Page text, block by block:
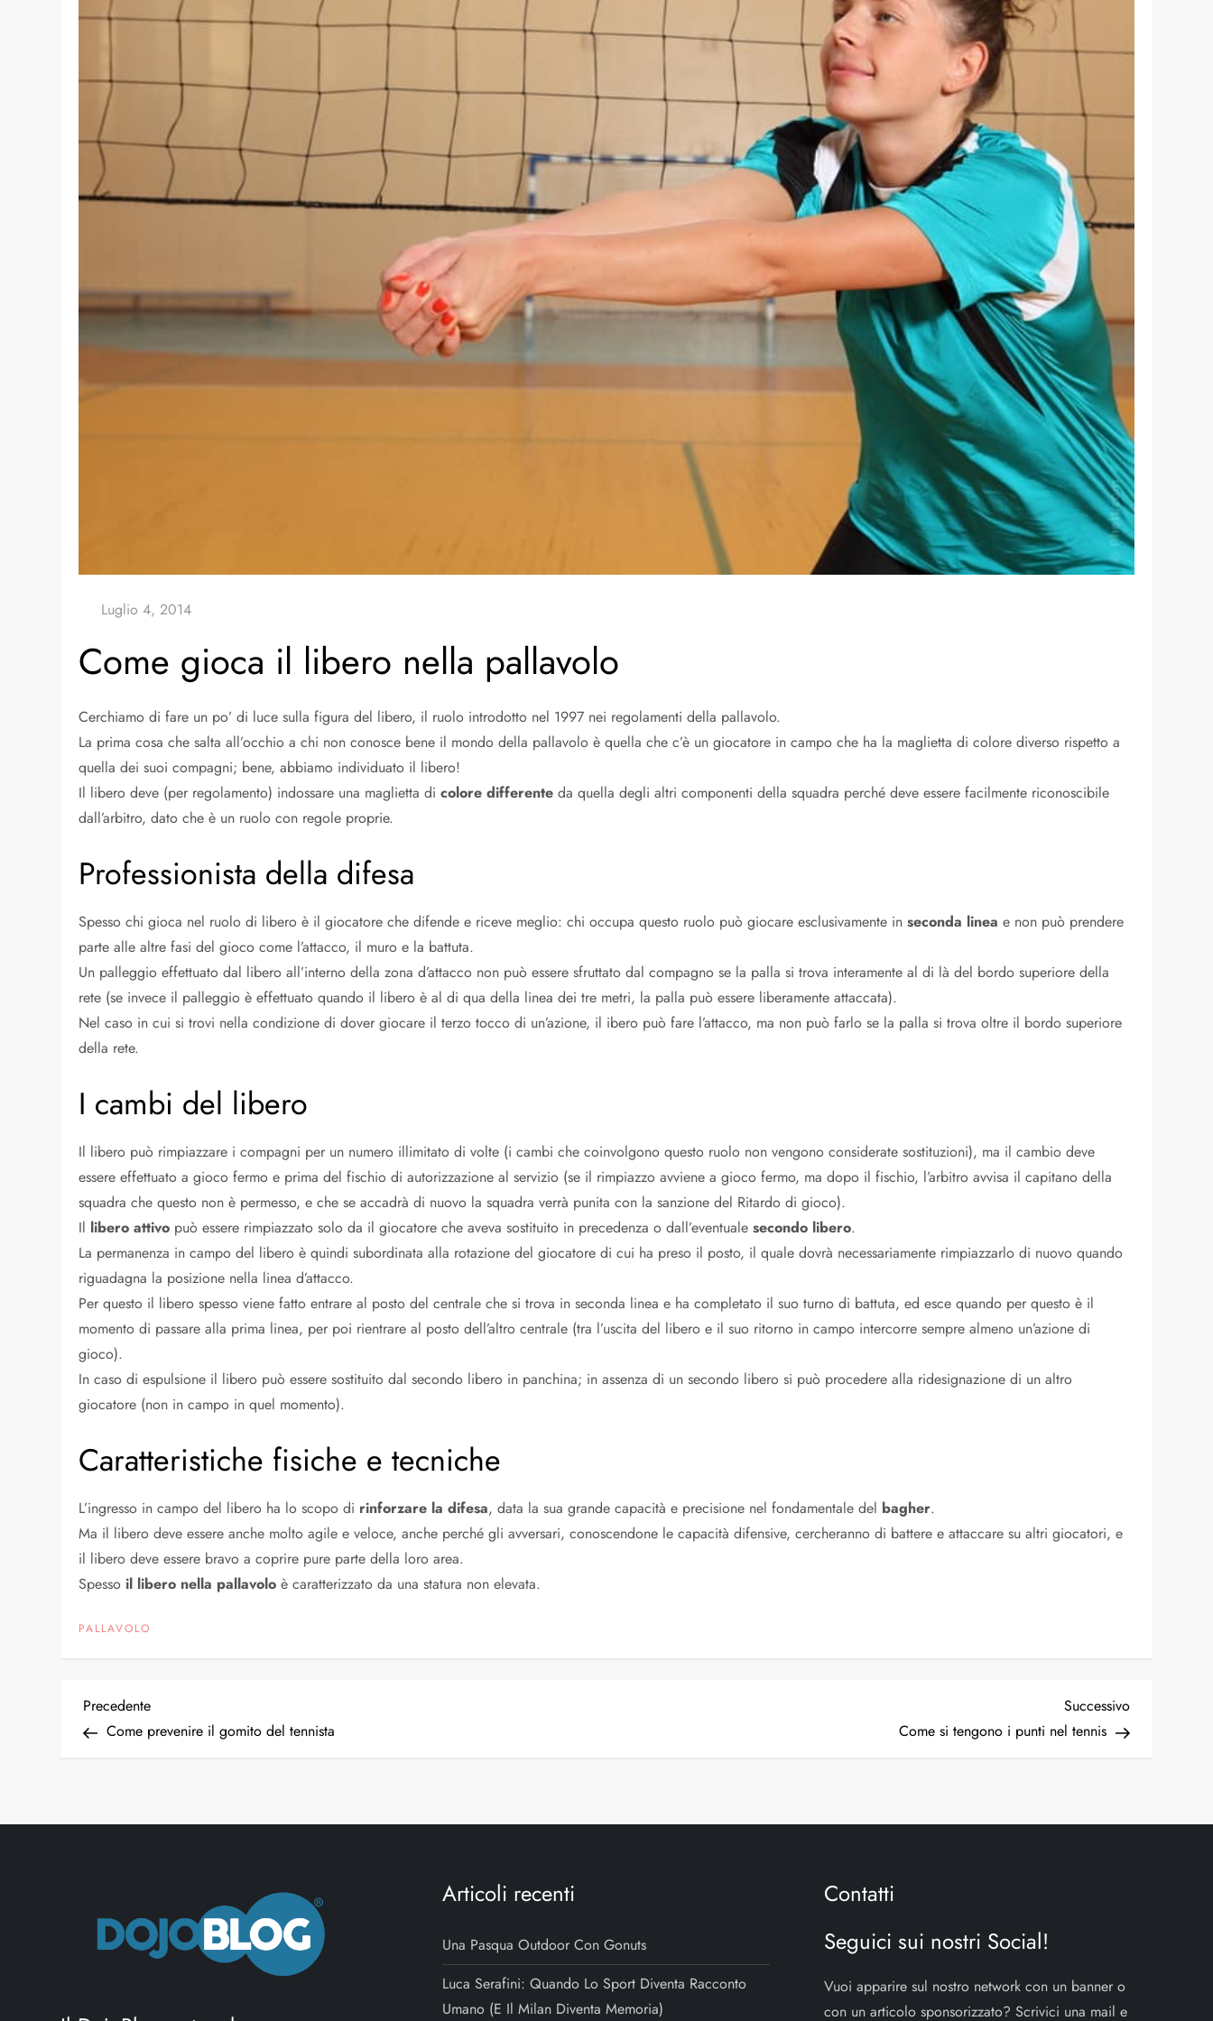
Come gioca il libero nella pallavolo
Cerchiamo di fare un po’ di luce sulla figura del libero, il ruolo introdotto nel 1997 nei regolamenti della pallavolo.
La prima cosa che salta all’occhio a chi non conosce bene il mondo della pallavolo è quella che c’è un giocatore in campo che ha la maglietta di colore diverso rispetto a
quella dei suoi compagni; bene, abbiamo individuato il libero!
Il libero deve (per regolamento) indossare una maglietta dicolore differente da quella degli altri componenti della squadra perché deve essere facilmente riconoscibile
dall’arbitro, dato che è un ruolo con regole proprie.
Professionista della difesa
Spesso chi gioca nel ruolo di libero è il giocatore che difende e riceve meglio: chi occupa questo ruolo può giocare esclusivamente inseconda linea e non può prendere
parte alle altre fasi del gioco come l’attacco, il muro e la battuta.
Un palleggio effettuato dal libero all’interno della zona d’attacco non può essere sfruttato dal compagno se la palla si trova interamente al di là del bordo superiore della
rete (se invece il palleggio è effettuato quando il libero è al di qua della linea dei tre metri, la palla può essere liberamente attaccata).
Nel caso in cui si trovi nella condizione di dover giocare il terzo tocco di un’azione, il ibero può fare l’attacco, ma non può farlo se la palla si trova oltre il bordo superiore
della rete.
I cambi del libero
Il libero può rimpiazzare i compagni per un numero illimitato di volte (i cambi che coinvolgono questo ruolo non vengono considerate sostituzioni), ma il cambio deve
essere effettuato a gioco fermo e prima del fischio di autorizzazione al servizio (se il rimpiazzo avviene a gioco fermo, ma dopo il fischio, l’arbitro avvisa il capitano della
squadra che questo non è permesso, e che se accadrà di nuovo la squadra verrà punita con la sanzione del Ritardo di gioco).
Il libero attivo può essere rimpiazzato solo da il giocatore che aveva sostituito in precedenza o dall’eventuale secondo libero.
La permanenza in campo del libero è quindi subordinata alla rotazione del giocatore di cui ha preso il posto, il quale dovrà necessariamente rimpiazzarlo di nuovo quando
riguadagna la posizione nella linea d’attacco.
Per questo il libero spesso viene fatto entrare al posto del centrale che si trova in seconda linea e ha completato il suo turno di battuta, ed esce quando per questo è il
momento di passare alla prima linea, per poi rientrare al posto dell’altro centrale (tra l’uscita del libero e il suo ritorno in campo intercorre sempre almeno un’azione di
gioco).
In caso di espulsione il libero può essere sostituito dal secondo libero in panchina; in assenza di un secondo libero si può procedere alla ridesignazione di un altro
giocatore (non in campo in quel momento).
Caratteristiche fisiche e tecniche
L’ingresso in campo del libero ha lo scopo di rinforzare la difesa, data la sua grande capacità e precisione nel fondamentale del bagher.
Ma il libero deve essere anche molto agile e veloce, anche perché gli avversari, conoscendone le capacità difensive, cercheranno di battere e attaccare su altri giocatori, e
il libero deve essere bravo a coprire pure parte della loro area.
Spesso il libero nella pallavolo è caratterizzato da una statura non elevata.
PALLAVOLO
N
i
Articolo
precedente
Precedente
Come prevenire il gomito del tennista
Articolo
successivo
Successivo
Come si tengono i punti nel tennis
Articoli recenti
Una Pasqua Outdoor Con Gonuts
Luca Serafini: Quando Lo Sport Diventa Racconto
Umano (e Il Milan Diventa Memoria)
Contatti
Seguici sui nostri Social!
Vuoi apparire sul nostro network con un banner o
con un articolo sponsorizzato? Scrivici una mail e